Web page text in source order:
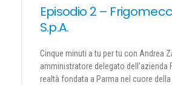
Episodio 2 –
S.p.A.
Cinque minuti a tu per tu con Andrea
amministratore delegato dell’azienda
realtà fondata a Parma nel cuore della